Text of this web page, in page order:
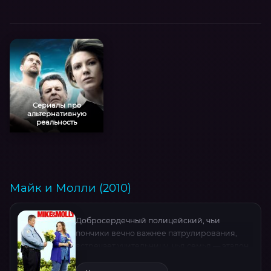
найти себя в водовороте славы, семейных
скандалов и первой любви.
Сериалы про
альтернативную
реальность
Майк и Молли (2010)
Добросердечный полицейский, чьи
пончики вечно важнее патрулирования,